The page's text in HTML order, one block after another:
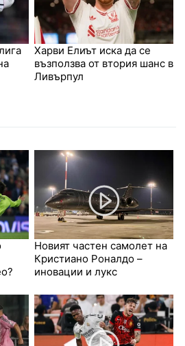
Харви Елиът иска да се
възползва от втория шанс в
Ливърпул
Новият частен самолет на
Кристиано Роналдо –
иновации и лукс